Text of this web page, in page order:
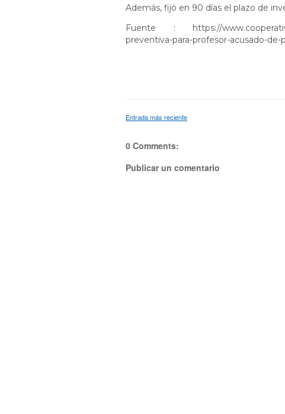
Además, fijó en 90 días el plazo de
Fuente : https://
preventiva-para-profesor-acusado-
Entrada más reciente
0 Comments:
Publicar un comentario